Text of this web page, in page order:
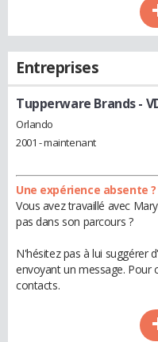
Entreprises
Tupperware Brands-
Orlando
2001 - maintenant
Une expérience absente ?
Vous avez travaillé avec
pas dans son parcours ?
N'hésitez pas à lui suggérer
envoyant un message. Pour
contacts.